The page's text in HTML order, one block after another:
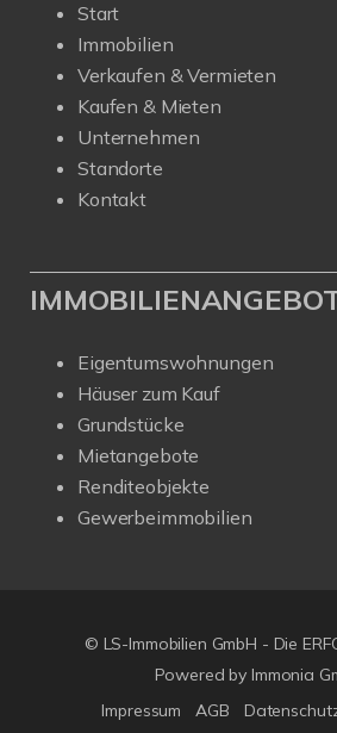
Start
Immobilien
Verkaufen & Vermieten
Kaufen & Mieten
Unternehmen
Standorte
Kontakt
Eigentumswohnungen
Häuser zum Kauf
Grundstücke
Mietangebote
Renditeobjekte
Gewerbeimmobilien
© LS-Immobilien GmbH - Die
Powered by Immonia
Impressum
AGB